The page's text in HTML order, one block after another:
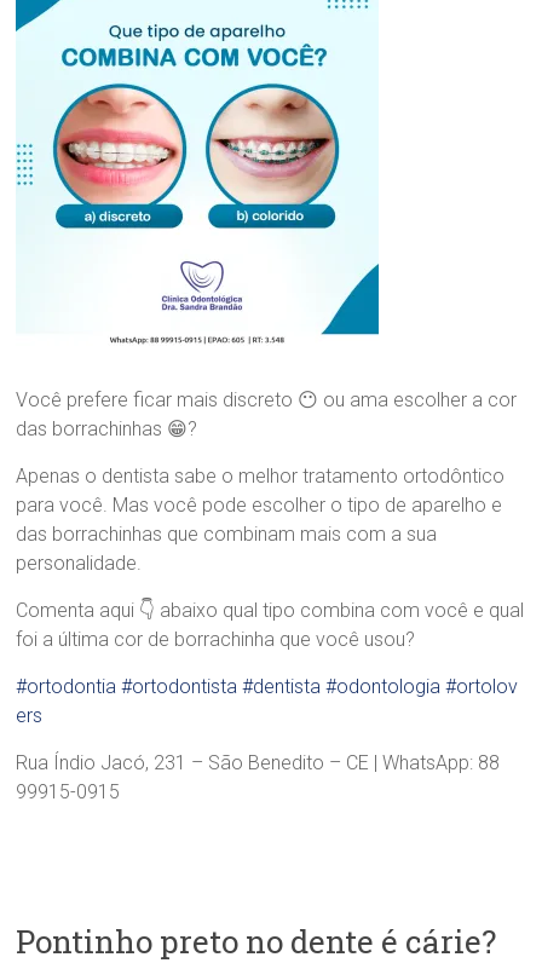
c
n
t
r
a
S
n
d
r
B
r
n
d
o
Você prefere ficar mais discreto 😶 ou ama escolher a cor
das borrachinhas 😁?
Apenas o dentista sabe o melhor tratamento ortodôntico
para você. Mas você pode escolher o tipo de aparelho e
das borrachinhas que combinam mais com a sua
personalidade.
Comenta aqui 👇 abaixo qual tipo combina com você e qual
foi a última cor de borrachinha que você usou?
#ortodontia #ortodontista #dentista #odontologia #ortolov
ers
Rua Índio Jacó, 231 – São Benedito – CE | WhatsApp: 88
99915-0915
Pontinho preto no dente é cárie?